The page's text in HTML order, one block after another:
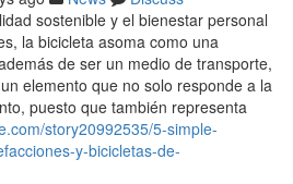
sostenible y el bienestar personal
la bicicleta asoma como una
de ser un medio de transporte,
elemento que no solo responde a la
puesto que también representa
story20992535/5-simple-
y-bicicletas-de-